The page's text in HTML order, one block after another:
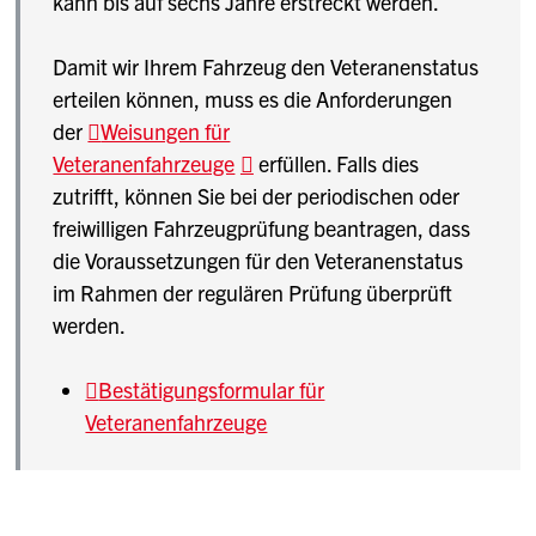
Motorwagen und Anhänger: Richtlinie 2a
Motorräder: Richtlinie 2b
Gewichtsänderung (Auf- und Ablastung)
Auf Ihr Gesuch hin kann das zugelassene
Gesamtgewicht eines Motorfahrzeugs oder eines
Anhängers verändert werden. Das ist jedoch
maximal einmal jährlich möglich oder dann,
Änderung darf zudem die Gewichtsgarantie des
Fahrzeugherstellers nicht überschreiten. Im
Selbstabnahmebetriebe)
Damit wir Ihrem Fahrzeug den Veteranenstatus
erteilen können, muss es die Anforderungen
der
Weisungen für
Veteranenfahrzeuge
erfüllen. Falls dies
zutrifft, können Sie bei der periodischen oder
freiwilligen Fahrzeugprüfung beantragen, dass
die Voraussetzungen für den Veteranenstatus
im Rahmen der regulären Prüfung überprüft
werden.
Bestätigungsformular für
Veteranenfahrzeuge